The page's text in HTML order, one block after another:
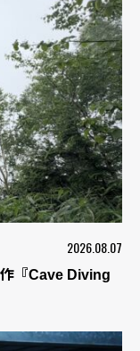
2026.08.07
『Cave Diving